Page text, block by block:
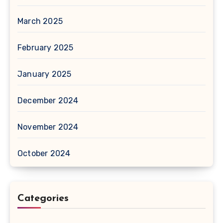
March 2025
February 2025
January 2025
December 2024
November 2024
October 2024
Categories